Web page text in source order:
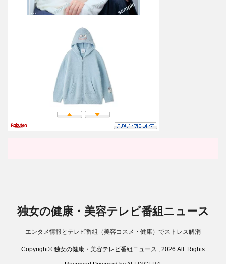
独女の健康・美容テレビ番組ニュース
エンタメ情報とテレビ番組（美容コスメ・健康）でストレス解消
Copyright© 独女の健康・美容テレビ番組ニュース , 2026 All Rights